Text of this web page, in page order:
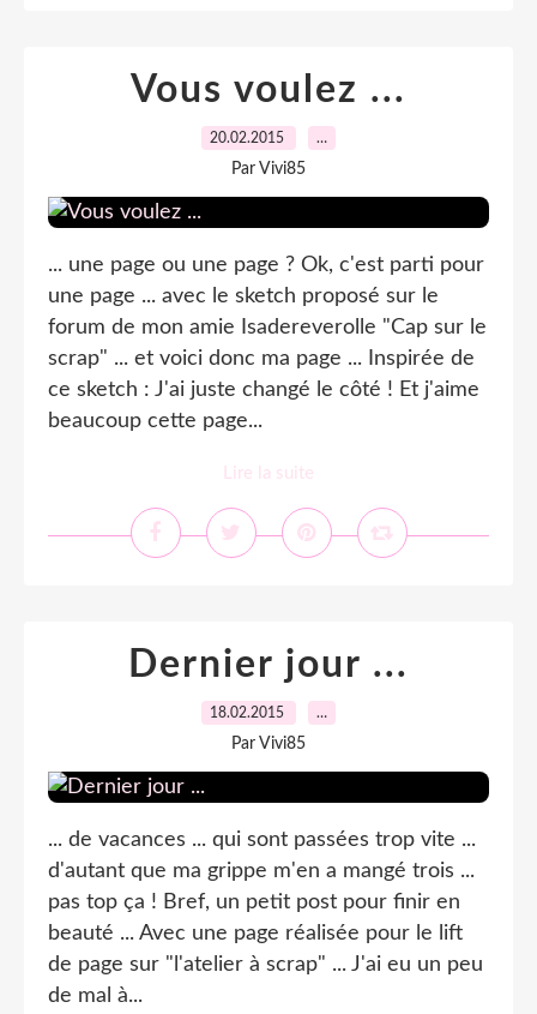
Vous voulez ...
20.02.2015 …
Par Vivi85
... une page ou une page ? Ok, c'est parti pour
une page ... avec le sketch proposé sur le
forum de mon amie Isadereverolle "Cap sur le
scrap" ... et voici donc ma page ... Inspirée de
ce sketch : J'ai juste changé le côté ! Et j'aime
beaucoup cette page...
Lire la suite
Dernier jour ...
18.02.2015 …
Par Vivi85
... de vacances ... qui sont passées trop vite ...
d'autant que ma grippe m'en a mangé trois ...
pas top ça ! Bref, un petit post pour finir en
beauté ... Avec une page réalisée pour le lift
de page sur "l'atelier à scrap" ... J'ai eu un peu
de mal à...